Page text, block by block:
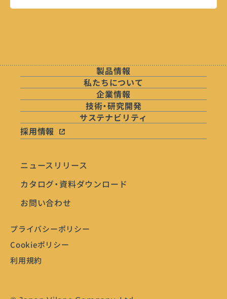
製品情報
私たちについて
企業情報
技術・研究開発
サステナビリティ
採用情報
ニュースリリース
カタログ・資料ダウンロード
お問い合わせ
プライバシーポリシー
Cookieポリシー
利用規約